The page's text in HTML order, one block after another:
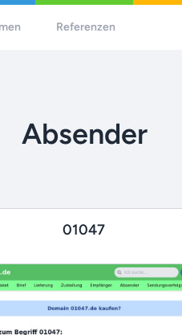
Referenzen
Absender
01047